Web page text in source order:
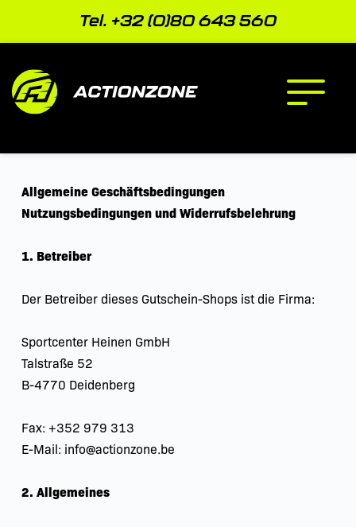
Tel. +32 (0)80 643 560
Allgemeine Geschäftsbedingungen
Nutzungsbedingungen und Widerrufsbelehrung
1. Betreiber
Der Betreiber dieses Gutschein-Shops ist die Firma:
Sportcenter Heinen GmbH
Talstraße 52
B-4770 Deidenberg
Fax: +352 979 313
E-Mail: info@actionzone.be
2. Allgemeines